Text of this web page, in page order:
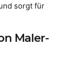
sorgt für
Maler-